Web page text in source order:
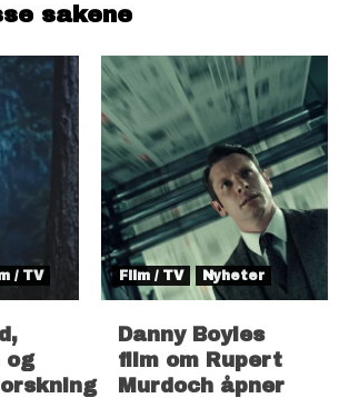
sakene
/ TV
og
Film / TV Nyheter
Danny Boyles
film om Rupert
Murdoch åpner